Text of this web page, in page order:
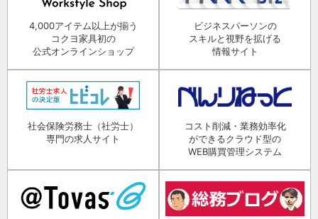
4,000アイテム以上が揃う
コクヨ家具初の
公式オンラインショップ
ビジネスパーソンの
スキルと視野を拡げる
情報サイト
社会保険労務士（社労士）
専門の求人サイト
コスト削減・業務効率化
ができるクラウド型の
WEB購買管理システム